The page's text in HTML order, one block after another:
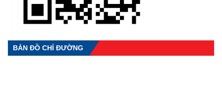
BẢN ĐỒ CHỈ ĐƯỜNG